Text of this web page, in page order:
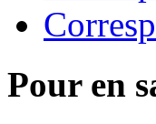
Pour en